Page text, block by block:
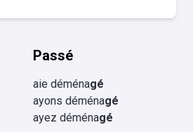
Passé
aie déménagé
ayons déménagé
ayez déménagé